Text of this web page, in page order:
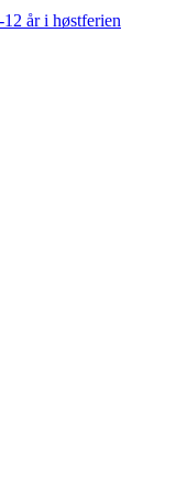
år i høstferien